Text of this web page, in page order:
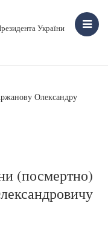
України
Олександру
(посмертно)